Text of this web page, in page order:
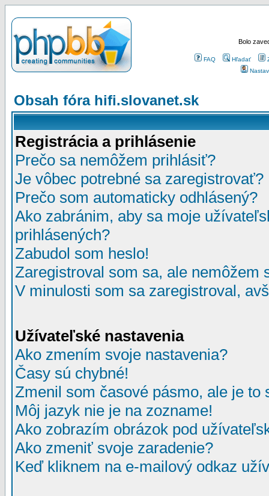
Bolo
FAQ Hľadať
Obsah fóra hifi.slovanet.sk
Registrácia a prihlásenie
Prečo sa nemôžem prihlásiť?
Je vôbec potrebné sa zaregistrovať?
Prečo som automaticky odhlásený?
Ako zabránim, aby sa moje
prihlásených?
Zabudol som heslo!
Zaregistroval som sa, ale nemôžem
V minulosti som sa zaregistroval,
Užívateľské nastavenia
Ako zmením svoje nastavenia?
Časy sú chybné!
Zmenil som časové pásmo, ale je to
Môj jazyk nie je na zozname!
Ako zobrazím obrázok pod
Ako zmeniť svoje zaradenie?
Keď kliknem na e-mailový odkaz